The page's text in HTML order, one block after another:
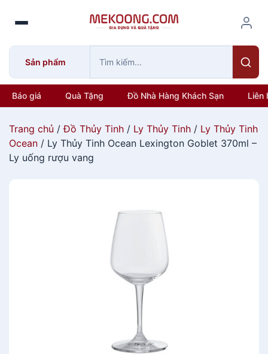
o
Sản phẩm
Báo giá Quà Tặng Đồ Nhà Hàng Khách Sạn Liên
Trang chủ /Đồ Thủy Tinh / Ly Thủy Tinh / Ly Thủy Tinh
Ocean / Ly Thủy Tinh Ocean Lexington Goblet 370ml –
Ly uống rượu vang